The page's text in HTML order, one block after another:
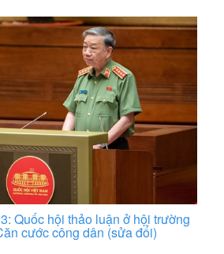
Quốc hội thảo luận ở hội trường
cước công dân (sửa đổi)